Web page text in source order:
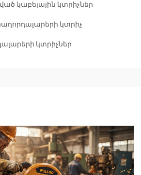
կաբելային կտրիչներ
կտրիչ
կտրիչներ